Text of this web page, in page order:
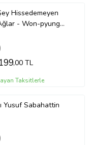
Hissedemeyen
- Won-pyung
199,00 TL
Taksitlerle
Yusuf Sabahattin